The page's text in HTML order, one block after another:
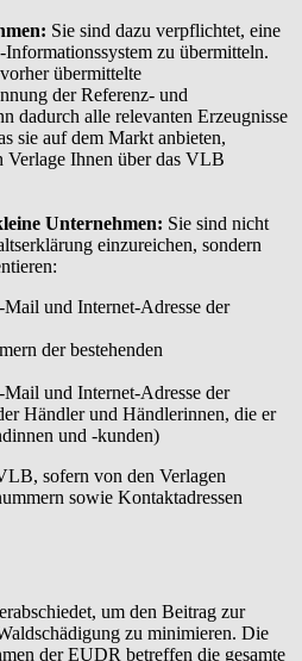
Sie sind dazu verpflichtet, eine
Informationssystem zu übermitteln.
übermittelte
der Referenz- und
dadurch alle relevanten Erzeugnisse
sie auf dem Markt anbieten,
Verlage Ihnen über das VLB
Unternehmen: Sie sind nicht
einzureichen, sondern
Mail und Internet-Adresse der
der bestehenden
Mail und Internet-Adresse der
Händler und Händlerinnen, die er
und -kunden)
sofern von den Verlagen
sowie Kontaktadressen
um den Beitrag zur
zu minimieren. Die
der EUDR betreffen die gesamte